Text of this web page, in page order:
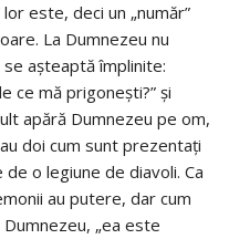
este, deci un „număr”
La Dumnezeu nu
așteaptă împlinite:
ce mă prigoneşti?” şi
apără Dumnezeu pe om,
doi cum sunt prezentaţi
o legiune de diavoli. Ca
au putere, dar cum
„ea este